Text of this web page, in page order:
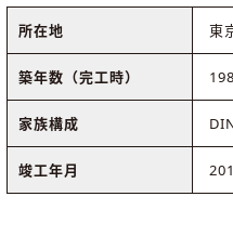
所在地 東
築年数（完工時）
家族構成
竣工年月